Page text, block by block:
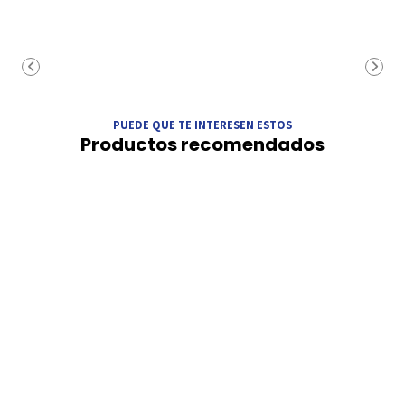
PUEDE QUE TE INTERESEN ESTOS
Productos recomendados